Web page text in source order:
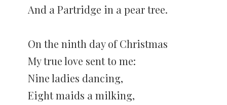
And a Partridge in a pear tree.
On the ninth day of Christmas
My true love sent to me:
Nine ladies dancing,
Eight maids a milking,